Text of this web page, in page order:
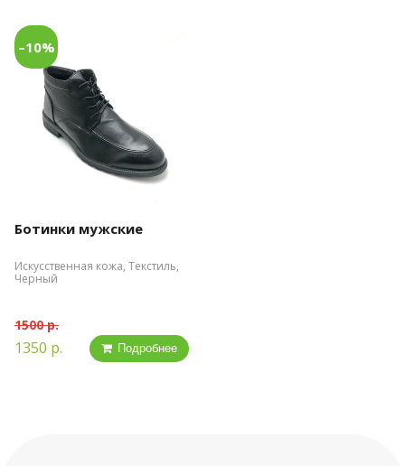
–10%
Ботинки мужские
Искусственная кожа, Текстиль,
Черный
1500 р.
1350 р. Подробнее